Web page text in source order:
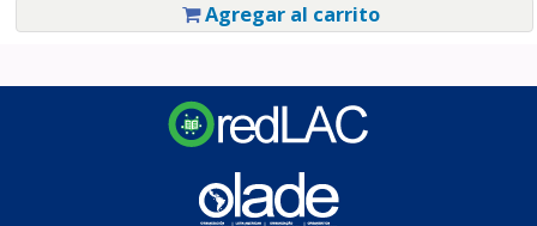
Agregar al carrito